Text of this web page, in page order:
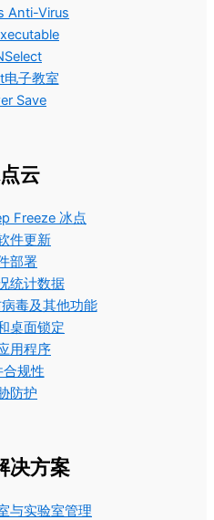
Anti-Virus
子教室
Save
云
Freeze 冰点
件更新
部署
统计数据
毒及其他功能
桌面锁定
用程序
合规性
防护
决方案
与实验室管理